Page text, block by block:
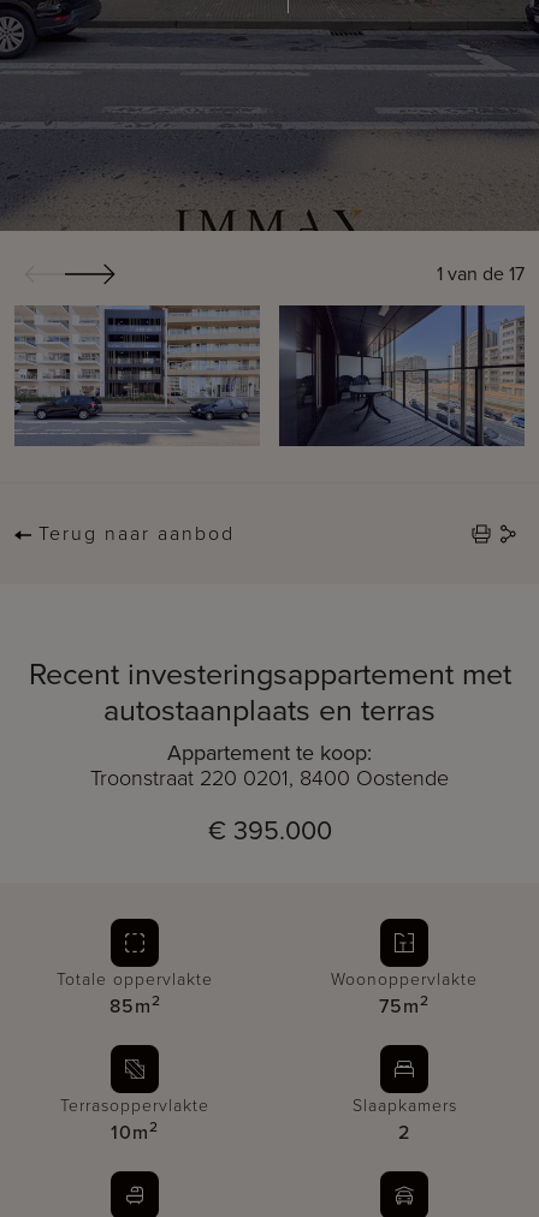
1 van de17
Terug naar aanbod
Recent investeringsappartement met
autostaanplaats en terras
Appartement te koop:
Troonstraat 220 0201, 8400 Oostende
€ 395.000
Totale oppervlakte
85m2
Woonoppervlakte
75m2
Terrasoppervlakte
10m2
Slaapkamers
2